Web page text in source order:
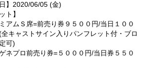
日】2020/06/05 (金)
ト】
アムＳ席=前売り券９５００円/当日１００
全キャストサイン入りパンフレット付・ブロ
可)
ネプロ前売り券=５０００円/当日券５５０